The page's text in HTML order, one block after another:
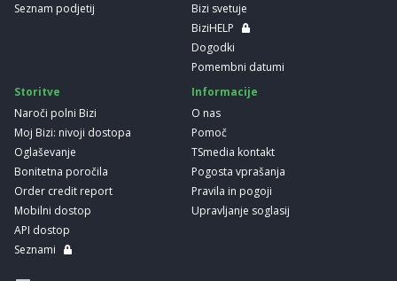
Seznam podjetij
Bizi svetuje
BiziHELP
Dogodki
Pomembni datumi
Storitve
Naroči polni Bizi
Moj Bizi: nivoji dostopa
Oglaševanje
Bonitetna poročila
Order credit report
Mobilni dostop
API dostop
Seznami
Informacije
O nas
Pomoč
TSmedia kontakt
Pogosta vprašanja
Pravila in pogoji
Upravljanje soglasij